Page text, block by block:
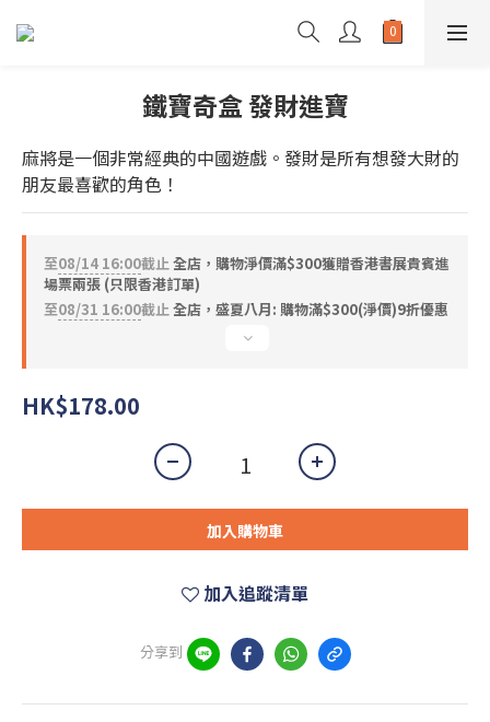
鐵寶奇盒 發財進寶
麻將是一個非常經典的中國遊戲。發財是所有想發大財的
朋友最喜歡的角色！
至08/14 16:00截止全店，購物淨價滿$300獲贈香港書展貴賓進
場票兩張 (只限香港訂單)
至08/31 16:00截止全店，盛夏八月: 購物滿$300(淨價)9折優惠
HK$178.00
加入購物車
加入追蹤清單
分享到